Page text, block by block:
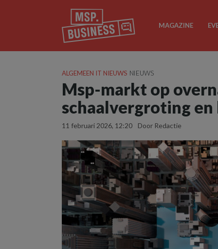
MAGAZINE
ALGEMEEN IT NIEUWS NIEUWS
Msp-markt op
schaalvergroting
11 februari 2026, 12:20 Door Redactie